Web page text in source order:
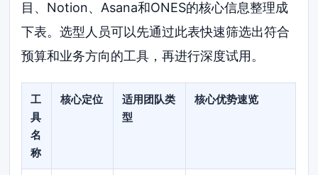
目、Notion、Asana和ONES的核心信息整理成
下表。选型人员可以先通过此表快速筛选出符合
预算和业务方向的工具，再进行深度试用。
工
具
名
称
核心定位
适用团队类
型
核心优势速览